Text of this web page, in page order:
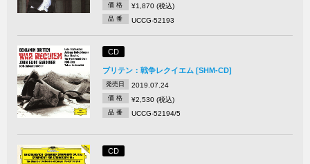
価 格 ¥1,870 (税込)
品 番 UCCG-52193
CD
ブリテン：戦争レクイエム [SHM-CD]
発売日 2019.07.24
価 格 ¥2,530 (税込)
品 番 UCCG-52194/5
CD